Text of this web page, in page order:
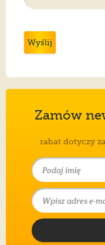
Wyślij
Zamów
rabat dotyczy